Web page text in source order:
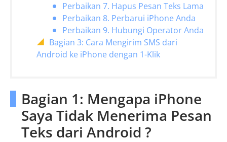
Perbaikan 7. Hapus Pesan Teks Lama
Perbaikan 8. Perbarui iPhone Anda
Perbaikan 9. Hubungi Operator Anda
Bagian 3: Cara Mengirim SMS dari
Android ke iPhone dengan 1-Klik
Bagian 1: Mengapa iPhone
Saya Tidak Menerima Pesan
Teks dari Android ?